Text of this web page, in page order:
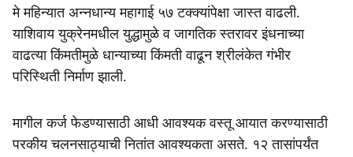
मे महिन्यात अन्नधान्य महागाई ५७ टक्क्यांपेक्षा जास्त वाढली.
याशिवाय युक्रेनमधील युद्धामुळे व जागतिक स्तरावर इंधनाच्या
वाढत्या किंमतीमुळे धान्याच्या किंमती वाढून श्रीलंकेत गंभीर
परिस्थिती निर्माण झाली.
मागील कर्ज फेडण्यासाठी आधी आवश्यक वस्तू आयात करण्यासाठी
परकीय चलनसाठ्याची नितांत आवश्यकता असते. १२ तासांपर्यंत